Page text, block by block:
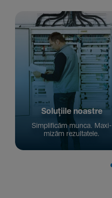
Solu­țiile noastre
Simpli­ficăm munca. Maxi­
mizăm rezul­ta­tele.